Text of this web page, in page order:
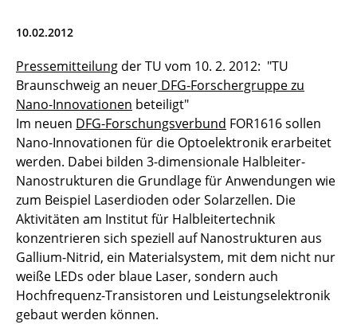
10.02.2012
Pressemitteilung der TU vom 10. 2. 2012: "TU
Braunschweig an neuer DFG-Forschergruppe zu
Nano-Innovationen beteiligt"
Im neuen DFG-Forschungsverbund FOR1616 sollen
Nano-Innovationen für die Optoelektronik erarbeitet
werden. Dabei bilden 3-dimensionale Halbleiter-
Nanostrukturen die Grundlage für Anwendungen wie
zum Beispiel Laserdioden oder Solarzellen. Die
Aktivitäten am Institut für Halbleitertechnik
konzentrieren sich speziell auf Nanostrukturen aus
Gallium-Nitrid, ein Materialsystem, mit dem nicht nur
weiße LEDs oder blaue Laser, sondern auch
Hochfrequenz-Transistoren und Leistungselektronik
gebaut werden können.